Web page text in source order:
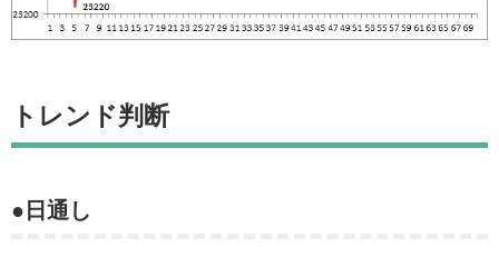
トレンド判断
●日通し